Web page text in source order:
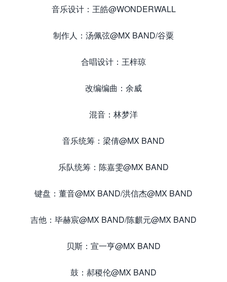
音乐设计：王皓@WONDERWALL
制作人：汤佩弦@MX BAND/谷粟
合唱设计：王梓琼
改编编曲：余威
混音：林梦洋
音乐统筹：梁倩@MX BAND
乐队统筹：陈嘉雯@MX BAND
键盘：董音@MX BAND/洪信杰@MX BAND
吉他：毕赫宸@MX BAND/陈麒元@MX BAND
贝斯：宣一亨@MX BAND
鼓：郝稷伦@MX BAND